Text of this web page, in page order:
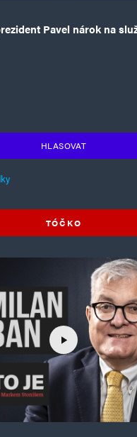
jméno, e-mail a webovou
komentářích e-mailem.
příspěvcích e-mailem.
Pavel nárok na
HLASOVAT
TÓČKO